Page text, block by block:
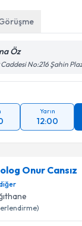
Öz
No:216 Şahin
Yarın
12:00
Onur Cansız